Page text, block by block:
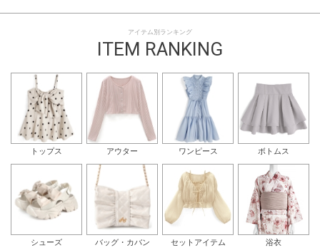
アイテム別ランキング
ITEM RANKING
トップス アウター ワンピース ボトムス
シューズ バッグ・カバン セットアイテム 浴衣